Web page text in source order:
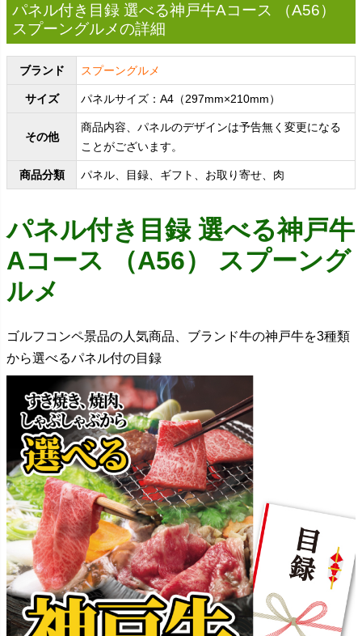
パネル付き目録 選べる神戸牛Aコース （A56）
スプーングルメの詳細
ブランド スプーングルメ
サイズ パネルサイズ：A4（297mm×210mm）
その他
商品内容、パネルのデザインは予告無く変更になる
ことがございます。
商品分類 パネル、目録、ギフト、お取り寄せ、肉
パネル付き目録 選べる神戸牛
Aコース （A56） スプーング
ルメ
ゴルフコンペ景品の人気商品、ブランド牛の神戸牛を3種類
から選べるパネル付の目録